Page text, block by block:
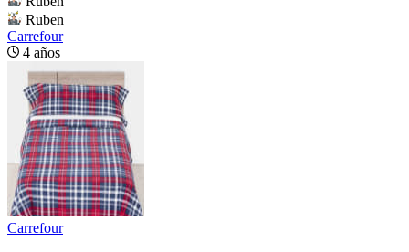
Ruben
Carrefour
4 años
Carrefour